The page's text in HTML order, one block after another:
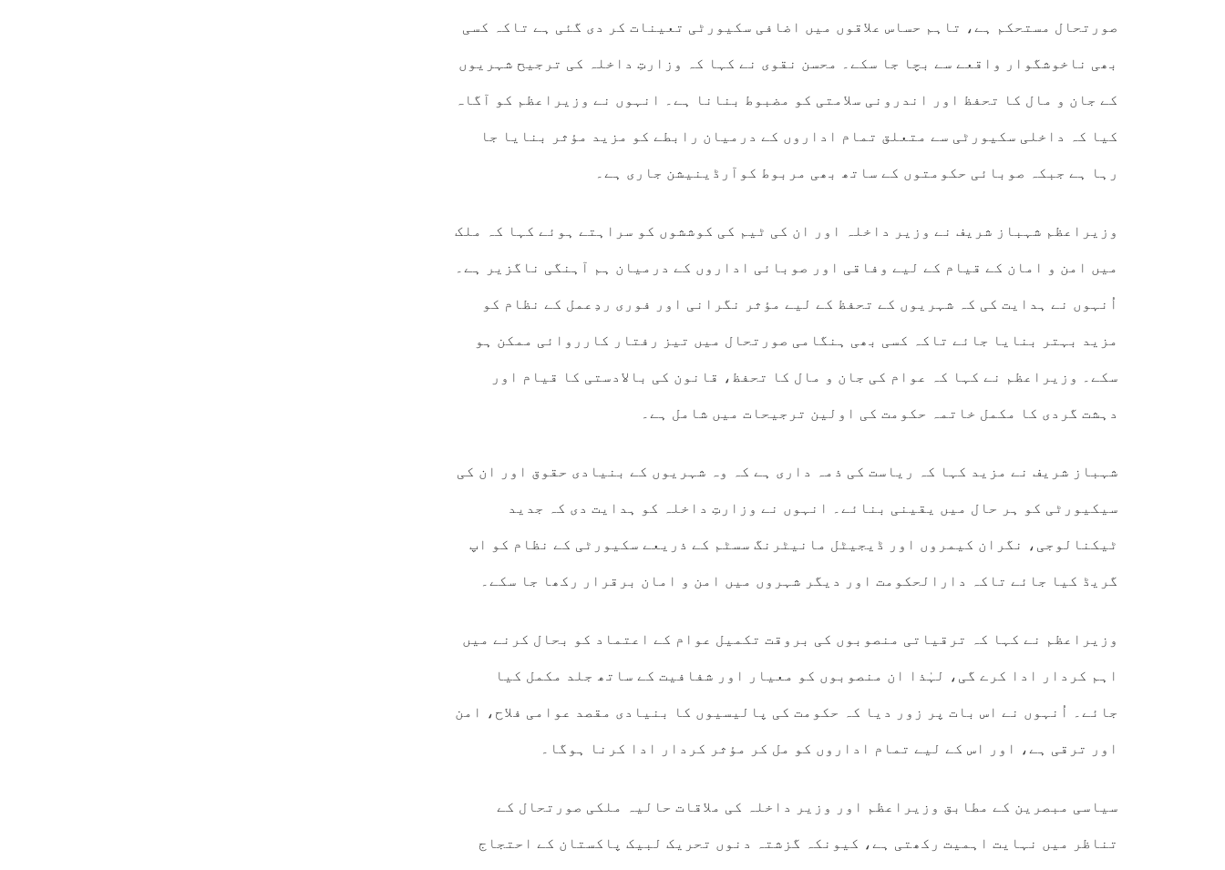
صورتحال مستحکم ہے، تاہم حساس علاقوں میں اضافی سکیورٹی تعینات کر دی گئی ہے تاکہ کسی
بھی ناخوشگوار واقعے سے بچا جا سکے۔ محسن نقوی نے کہا کہ وزارتِ داخلہ کی ترجیح شہریوں
کے جان و مال کا تحفظ اور اندرونی سلامتی کو مضبوط بنانا ہے۔ انہوں نے وزیراعظم کو آگاہ
کیا کہ داخلی سکیورٹی سے متعلق تمام اداروں کے درمیان رابطے کو مزید مؤثر بنایا جا
رہا ہے جبکہ صوبائی حکومتوں کے ساتھ بھی مربوط کوآرڈینیشن جاری ہے۔
وزیراعظم شہباز شریف نے وزیر داخلہ اور ان کی ٹیم کی کوششوں کو سراہتے ہوئے کہا کہ ملک
میں امن و امان کے قیام کے لیے وفاقی اور صوبائی اداروں کے درمیان ہم آہنگی ناگزیر ہے۔
اُنہوں نے ہدایت کی کہ شہریوں کے تحفظ کے لیے مؤثر نگرانی اور فوری ردِعمل کے نظام کو
مزید بہتر بنایا جائے تاکہ کسی بھی ہنگامی صورتحال میں تیز رفتار کارروائی ممکن ہو
سکے۔ وزیراعظم نے کہا کہ عوام کی جان و مال کا تحفظ، قانون کی بالادستی کا قیام اور
دہشت گردی کا مکمل خاتمہ حکومت کی اولین ترجیحات میں شامل ہے۔
شہباز شریف نے مزید کہا کہ ریاست کی ذمہ داری ہے کہ وہ شہریوں کے بنیادی حقوق اور ان کی
سیکیورٹی کو ہر حال میں یقینی بنائے۔ انہوں نے وزارتِ داخلہ کو ہدایت دی کہ جدید
ٹیکنالوجی، نگران کیمروں اور ڈیجیٹل مانیٹرنگ سسٹم کے ذریعے سکیورٹی کے نظام کو اپ
گریڈ کیا جائے تاکہ دارالحکومت اور دیگر شہروں میں امن و امان برقرار رکھا جا سکے۔
وزیراعظم نے کہا کہ ترقیاتی منصوبوں کی بروقت تکمیل عوام کے اعتماد کو بحال کرنے میں
اہم کردار ادا کرے گی، لہٰذا ان منصوبوں کو معیار اور شفافیت کے ساتھ جلد مکمل کیا
جائے۔ اُنہوں نے اس بات پر زور دیا کہ حکومت کی پالیسیوں کا بنیادی مقصد عوامی فلاح، امن
اور ترقی ہے، اور اس کے لیے تمام اداروں کو مل کر مؤثر کردار ادا کرنا ہوگا۔
سیاسی مبصرین کے مطابق وزیراعظم اور وزیر داخلہ کی ملاقات حالیہ ملکی صورتحال کے
تناظر میں نہایت اہمیت رکھتی ہے، کیونکہ گزشتہ دنوں تحریک لبیک پاکستان کے احتجاج